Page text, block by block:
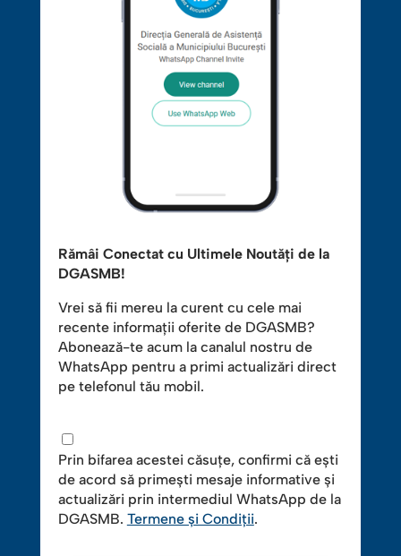
Rămâi Conectat cu Ultimele Noutăți de la
DGASMB!
Vrei să fii mereu la curent cu cele mai
recente informații oferite de DGASMB?
Abonează-te acum la canalul nostru de
WhatsApp pentru a primi actualizări direct
pe telefonul tău mobil.
Prin bifarea acestei căsuțe, confirmi că ești
de acord să primești mesaje informative și
actualizări prin intermediul WhatsApp de la
DGASMB. Termene și Condiții.